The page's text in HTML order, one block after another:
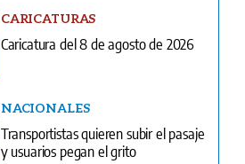
CARICATURAS
Caricatura del 8 de agosto de 2026
NACIONALES
Transportistas quieren subir el pasaje
y usuarios pegan el grito